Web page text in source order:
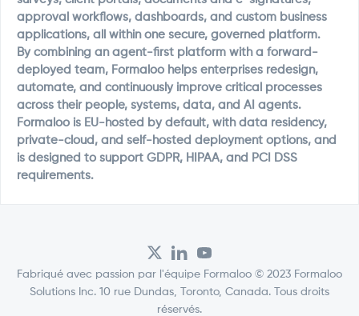
approval workflows, dashboards, and custom business
applications, all within one secure, governed platform.
By combining an agent-first platform with a forward-
deployed team, Formaloo helps enterprises redesign,
automate, and continuously improve critical processes
across their people, systems, data, and AI agents.
Formaloo is EU-hosted by default, with data residency,
private-cloud, and self-hosted deployment options, and
is designed to support GDPR, HIPAA, and PCI DSS
requirements.
Fabriqué avec passion par l'équipe Formaloo © 2023 Formaloo
Solutions Inc. 10 rue Dundas, Toronto, Canada. Tous droits
réservés.